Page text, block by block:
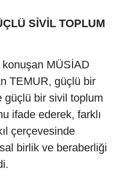
SİVİL TOPLUM
konuşan MÜSİAD
TEMUR, güçlü bir
güçlü bir sivil toplum
ifade ederek, farklı
çerçevesinde
birlik ve beraberliği